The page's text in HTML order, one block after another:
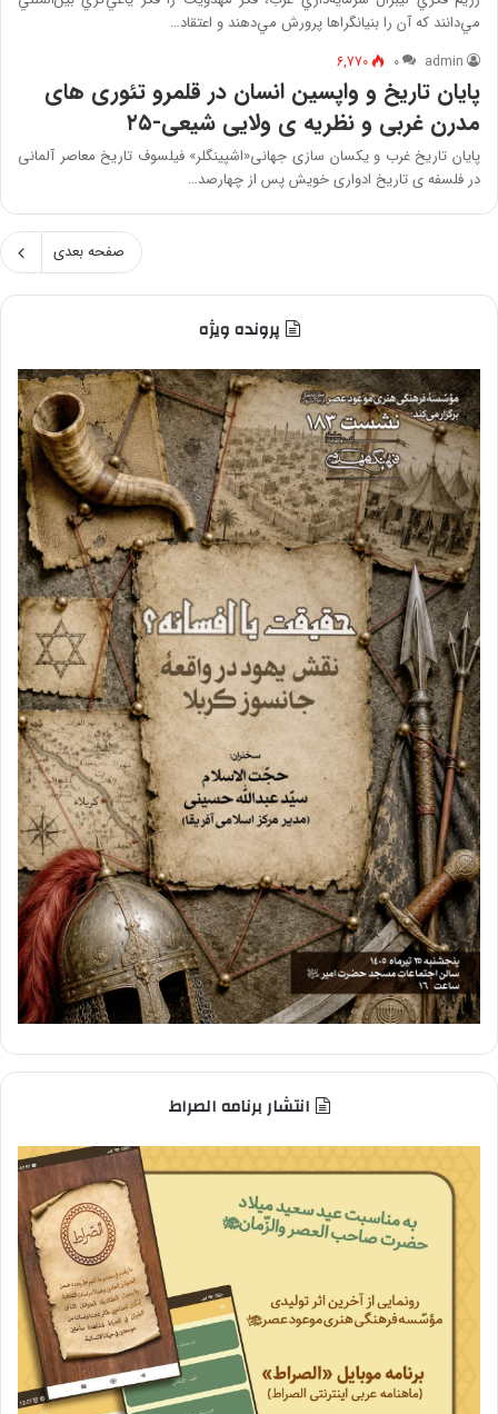
مي‌دانند كه آن را بنيانگراها پرورش مي‌دهند و اعتقاد…
admin ۰ 6,770
پایان تاریخ و واپسین انسان در قلمرو تئورى هاى
مدرن غربى و نظریه ى ولایى شیعى-۲۵
پايان تاريخ غرب و يكسان سازى جهانى«اشپينگلر» فيلسوف تاريخ معاصر آلمانى
در فلسفه ى تاريخ ادوارى خويش پس از چهارصد…
صفحه بعدی
پرونده ویژه
انتشار برنامه الصراط